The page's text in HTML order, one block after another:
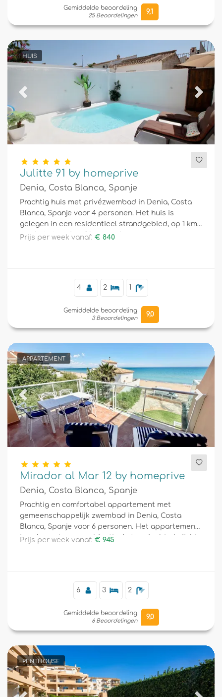
Gemiddelde beoordeling
25 Beoordelingen
9,1
HUIS
Previous Next
Julitte 91 by homeprive
Denia, Costa Blanca, Spanje
Prachtig huis met privézwembad in Denia, Costa
Blanca, Spanje voor 4 personen. Het huis is
gelegen in een residentieel strandgebied, op 1 km
van het strand en 1 km van de zee.
Prijs per week vanaf: € 840
4 2 1
Gemiddelde beoordeling
3 Beoordelingen
9,0
APPARTEMENT
Previous Next
Mirador al Mar 12 by homeprive
Denia, Costa Blanca, Spanje
Prachtig en comfortabel appartement met
gemeenschappelijk zwembad in Denia, Costa
Blanca, Spanje voor 6 personen. Het appartement
is gelegen in een residentieel strandgebied, dicht
Prijs per week vanaf: € 945
6 3 2
Gemiddelde beoordeling
6 Beoordelingen
9,0
PENTHOUSE